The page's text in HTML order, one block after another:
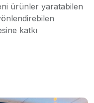
ürünler yaratabilen
katkı